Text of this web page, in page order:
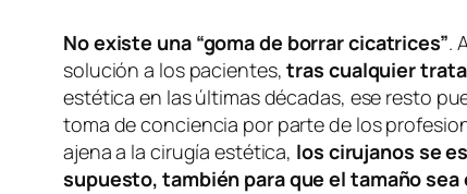
No existe una “goma de borrar cicatrices”.
solución a los pacientes,tras cualquier
estética en las últimas décadas, ese resto
toma de conciencia por parte de los
ajena a la cirugía estética, los cirujanos se
supuesto, también para que el tamaño sea